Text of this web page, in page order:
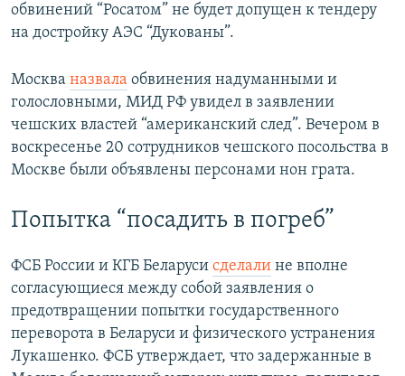
обвинений “Росатом” не будет допущен к тендеру
на достройку АЭС “Дукованы”.
Москва назвала обвинения надуманными и
голословными, МИД РФ увидел в заявлении
чешских властей “американский след”. Вечером в
воскресенье 20 сотрудников чешского посольства в
Москве были объявлены персонами нон грата.
Попытка “посадить в погреб”
ФСБ России и КГБ Беларуси сделали не вполне
согласующиеся между собой заявления о
предотвращении попытки государственного
переворота в Беларуси и физического устранения
Лукашенко. ФСБ утверждает, что задержанные в